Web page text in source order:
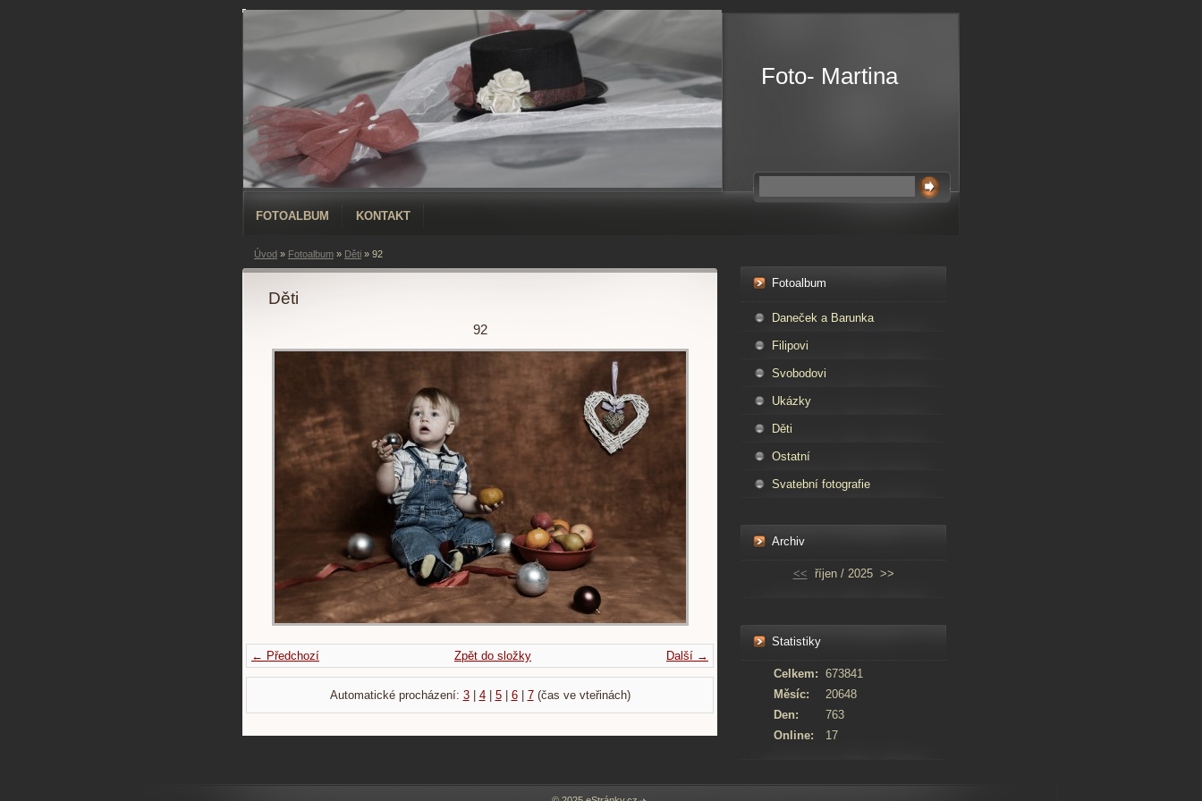
Foto- Martina
FOTOALBUM KONTAKT
Úvod » Fotoalbum » Děti » 92
Děti
92
← Předchozí Další →
Zpět do složky
Automatické procházení: 3| 4| 5| 6| 7(čas ve vteřinách)
Fotoalbum
Daneček a Barunka
Filipovi
Svobodovi
Ukázky
Děti
Ostatní
Svatební fotografie
Archiv
<< říjen / 2025 >>
Statistiky
Online: 17
Celkem: 673841
Měsíc:
20648
Den:
763